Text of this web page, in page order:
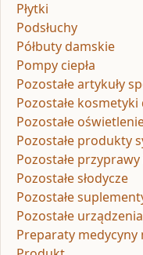
Płytki
Podsłuchy
Półbuty damskie
Pompy ciepła
Pozostałe artykuły
Pozostałe kosmetyki
Pozostałe
Pozostałe produkty
Pozostałe
Pozostałe słodycze
Pozostałe
Pozostałe
Preparaty medycyny